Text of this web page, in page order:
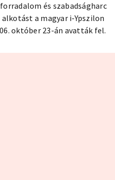
és szabadságharc
a magyar i-Ypszilon
október 23-án avatták fel.